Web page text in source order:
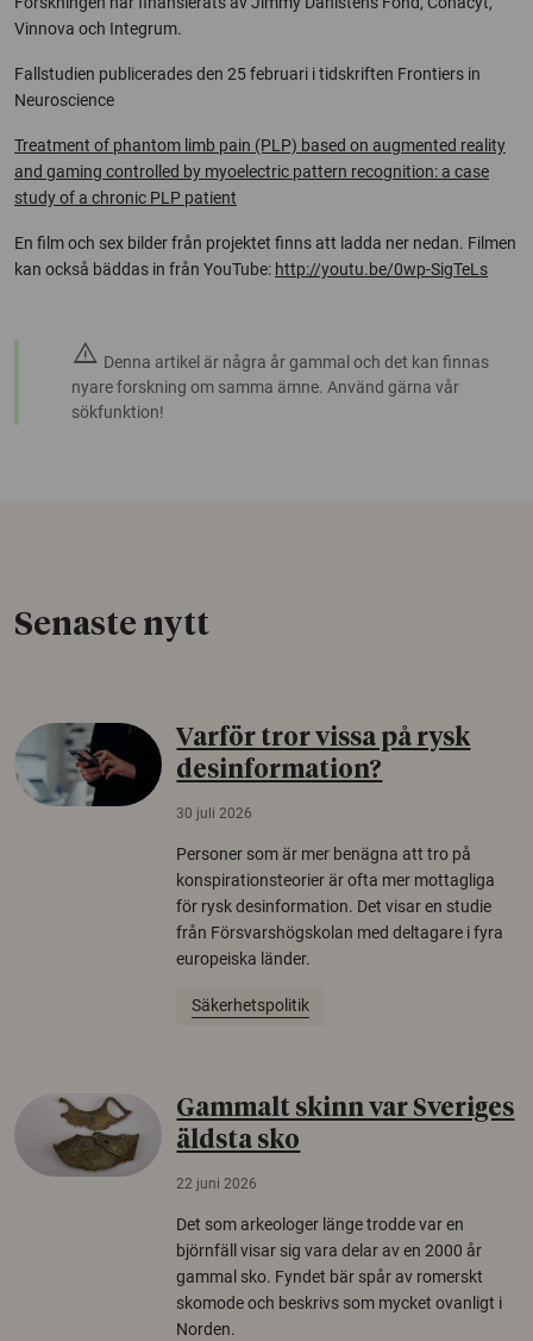
Vinnova och Integrum.
Fallstudien publicerades den 25 februari i tidskriften Frontiers in
Neuroscience
Treatment of phantom limb pain (PLP) based on augmented reality
and gaming controlled by myoelectric pattern recognition: a case
study of a chronic PLP patient
En film och sex bilder från projektet finns att ladda ner nedan. Filmen
kan också bäddas in från YouTube: http://youtu.be/0wp-SigTeLs
warning Denna artikel är några år gammal och det kan finnas
nyare forskning om samma ämne. Använd gärna vår
sökfunktion!
Senaste nytt
Varför tror vissa på rysk
desinformation?
30 juli 2026
Personer som är mer benägna att tro på
konspirationsteorier är ofta mer mottagliga
för rysk desinformation. Det visar en studie
från Försvarshögskolan med deltagare i fyra
europeiska länder.
Säkerhetspolitik
Gammalt skinn var Sveriges
äldsta sko
22 juni 2026
Det som arkeologer länge trodde var en
björnfäll visar sig vara delar av en 2000 år
gammal sko. Fyndet bär spår av romerskt
skomode och beskrivs som mycket ovanligt i
Norden.